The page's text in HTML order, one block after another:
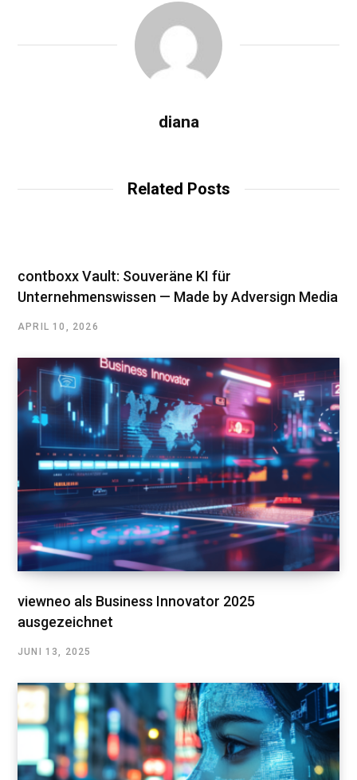
diana
Related Posts
contboxx Vault: Souveräne KI für
Unternehmenswissen — Made by Adversign Media
APRIL 10, 2026
viewneo als Business Innovator 2025
ausgezeichnet
JUNI 13, 2025